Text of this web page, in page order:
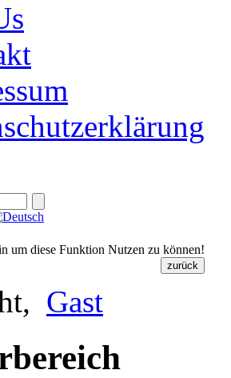
um diese Funktion Nutzen zu können!
Gast